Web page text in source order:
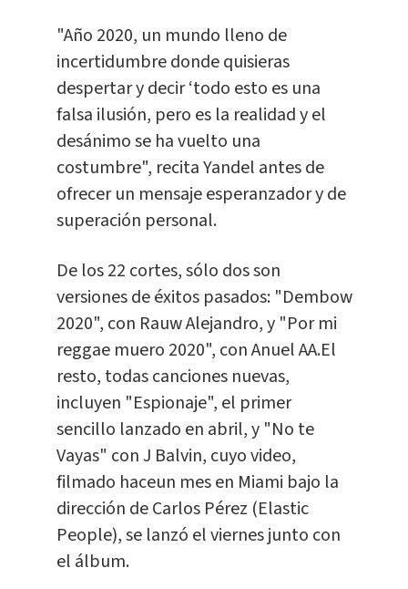
"Año 2020, un mundo lleno de
incertidumbre donde quisieras
despertar y decir ‘todo esto es una
falsa ilusión, pero es la realidad y el
desánimo se ha vuelto una
costumbre", recita Yandel antes de
ofrecer un mensaje esperanzador y de
superación personal.
De los 22 cortes, sólo dos son
versiones de éxitos pasados: "Dembow
2020", con Rauw Alejandro, y "Por mi
reggae muero 2020", con Anuel AA.El
resto, todas canciones nuevas,
incluyen "Espionaje", el primer
sencillo lanzado en abril, y "No te
Vayas" con J Balvin, cuyo video,
filmado haceun mes en Miami bajo la
dirección de Carlos Pérez (Elastic
People), se lanzó el viernes junto con
el álbum.